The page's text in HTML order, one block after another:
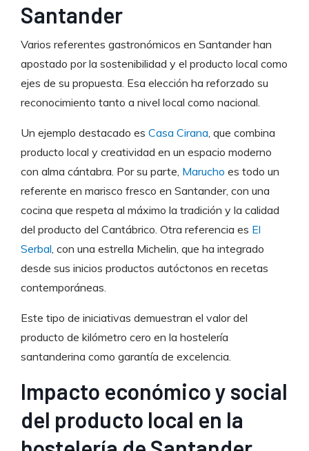
Santander
Varios referentes gastronómicos en Santander han
apostado por la sostenibilidad y el producto local como
ejes de su propuesta. Esa elección ha reforzado su
reconocimiento tanto a nivel local como nacional.
Un ejemplo destacado es Casa Cirana , que combina
producto local y creatividad en un espacio moderno
con alma cántabra. Por su parte, Marucho es todo un
referente en marisco fresco en Santander, con una
cocina que respeta al máximo la tradición y la calidad
del producto del Cantábrico. Otra referencia es El
Serbal , con una estrella Michelin, que ha integrado
desde sus inicios productos autóctonos en recetas
contemporáneas.
Este tipo de iniciativas demuestran el valor del
producto de kilómetro cero en la hostelería
santanderina como garantía de excelencia.
Impacto económico y social
del producto local en la